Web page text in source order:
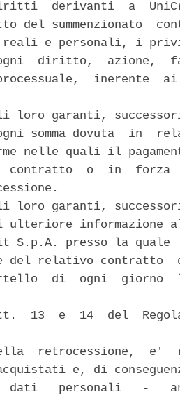
derivanti  a
del summenzionato
reali e personali, i
diritto,  azione,
inerente
loro garanti,
somma dovuta  in
nelle quali il
contratto  o  in  forza
loro garanti,
ulteriore informazione
S.p.A. presso la quale
del relativo contratto
di  ogni  giorno
13  e  14  del
retrocessione,  e'
e, di
dati   personali   -